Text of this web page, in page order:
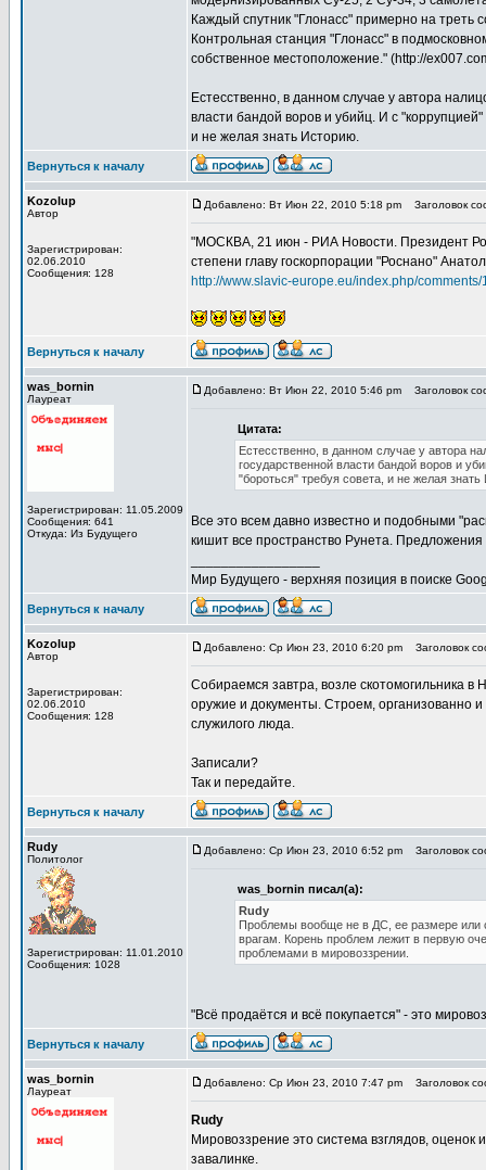
Каждый спутник "Глонасс" примерно на треть
Контрольная станция "Глонасс" в
собственное местоположение." (http://
Естесственно, в данном случае у автора
власти бандой воров и убийц. И с
и не желая знать Историю.
Вернуться к началу
Kozolup
Автор
Зарегистрирован:
02.06.2010
Сообщения: 128
Добавлено: Вт Июн 22, 2010 5:18 pm Заголовок
"МОСКВА, 21 июн - РИА Новости. Президент
степени главу госкорпорации "Роснано"
http://www.slavic-europe.eu/index.php/
Вернуться к началу
was_bornin
Лауреат
Зарегистрирован: 11.05.2009
Сообщения: 641
Откуда: Из Будущего
Добавлено: Вт Июн 22, 2010 5:46 pm Заголовок
Цитата:
Естесственно, в данном случае у автора
государственной власти бандой воров и
"бороться" требуя совета, и не желая
Все это всем давно известно и подобными
кишит все пространство Рунета. Предложения
Мир Будущего - верхняя позиция в поиске
Вернуться к началу
Kozolup
Автор
Зарегистрирован:
02.06.2010
Сообщения: 128
Добавлено: Ср Июн 23, 2010 6:20 pm Заголовок
Собираемся завтра, возле скотомогильника
оружие и документы. Строем, организованно
служилого люда.
Записали?
Так и передайте.
Вернуться к началу
Rudy
Политолог
Зарегистрирован: 11.01.2010
Сообщения: 1028
Добавлено: Ср Июн 23, 2010 6:52 pm Заголовок
was_bornin писал(а):
Rudy
Проблемы вообще не в ДС, ее размере или
врагам. Корень проблем лежит в первую
проблемами в мировоззрении.
"Всё продаётся и всё покупается" - это
Вернуться к началу
was_bornin
Лауреат
Добавлено: Ср Июн 23, 2010 7:47 pm Заголовок
Rudy
Мировоззрение это система взглядов,
завалинке.